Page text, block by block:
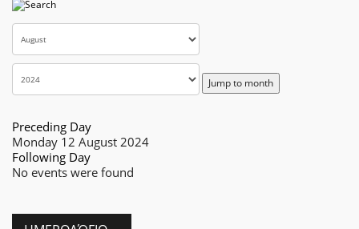
Jump to month
Preceding Day
Monday 12 August 2024
Following Day
No events were found